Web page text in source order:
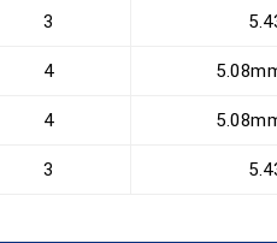
3
4
4
3